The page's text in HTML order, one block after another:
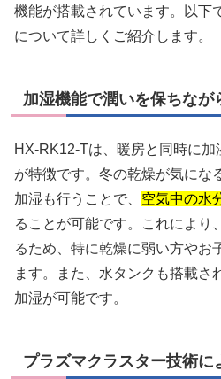
機能が搭載されています。以下
について詳しくご紹介します。
加湿機能で潤いを保ちなが
HX-RK12-Tは、暖房と同時に
が特徴です。冬の乾燥が気にな
加湿も行うことで、 空気中の水
ることが可能です。これにより
るため、特に乾燥に弱い方やお
ます。また、水タンクも搭載さ
加湿が可能です。
プラズマクラスター技術に